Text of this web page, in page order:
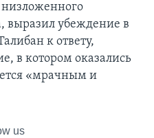
выразил убеждение в
к ответу,
в котором оказались
«мрачным и
us